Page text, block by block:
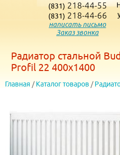
(831) 218-44-55
(831) 218-44-66
написать письмо
Заказ звонка
Радиатор стальной
Profil 22 400х1400
Главная / Каталог товаров /